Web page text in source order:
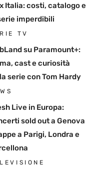
Italia: costi, catalogo e
imperdibili
TV
su Paramount+:
cast e curiosità
serie con Tom Hardy
Live in Europa:
sold out a Genova
a Parigi, Londra e